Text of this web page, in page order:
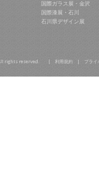
国際ガラス展・金沢
国際漆展・石川
石川県デザイン展
All rights reserved. |利用規約|プライ